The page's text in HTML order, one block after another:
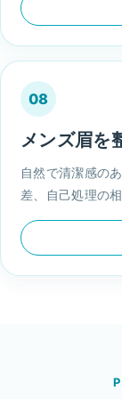
08
メンズ眉を
自然で清潔感の
差、自己処理の